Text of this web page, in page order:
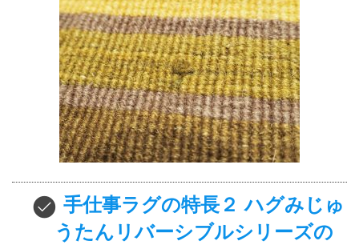
手仕事ラグの特長２ ハグみじゅ
うたんリバーシブルシリーズの